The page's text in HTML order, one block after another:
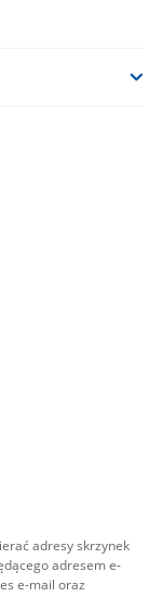
adresy skrzynek
adresem e-
e-mail oraz